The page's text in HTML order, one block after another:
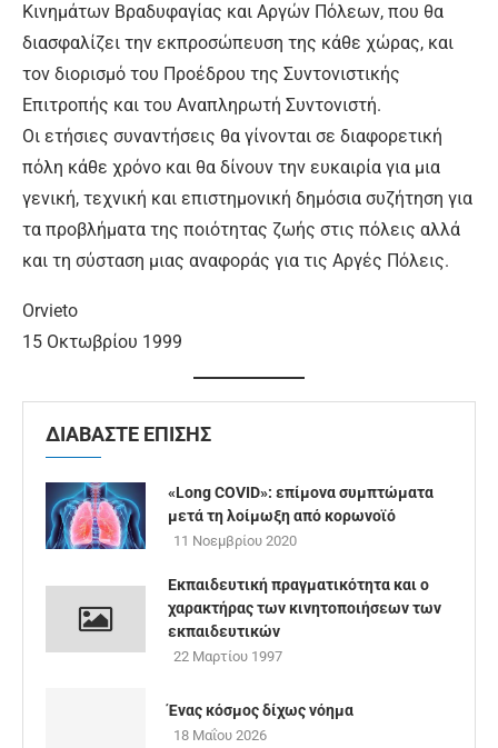
Κινημάτων Βραδυφαγίας και Αργών Πόλεων, που θα
διασφαλίζει την εκπροσώπευση της κάθε χώρας, και
τον διορισμό του Προέδρου της Συντονιστικής
Επιτροπής και του Αναπληρωτή Συντονιστή.
Οι ετήσιες συναντήσεις θα γίνονται σε διαφορετική
πόλη κάθε χρόνο και θα δίνουν την ευκαιρία για μια
γενική, τεχνική και επιστημονική δημόσια συζήτηση για
τα προβλήματα της ποιότητας ζωής στις πόλεις αλλά
και τη σύσταση μιας αναφοράς για τις Αργές Πόλεις.
Orvieto
15 Οκτωβρίου 1999
ΔΙΑΒΑΣΤΕ ΕΠΙΣΗΣ
«Long COVID»: επίμονα συμπτώματα
μετά τη λοίμωξη από κορωνοϊό
11 Νοεμβρίου 2020
Εκπαιδευτική πραγματικότητα και ο
χαρακτήρας των κινητοποιήσεων των
εκπαιδευτικών
22 Μαρτίου 1997
Ένας κόσμος δίχως νόημα
18 Μαΐου 2026